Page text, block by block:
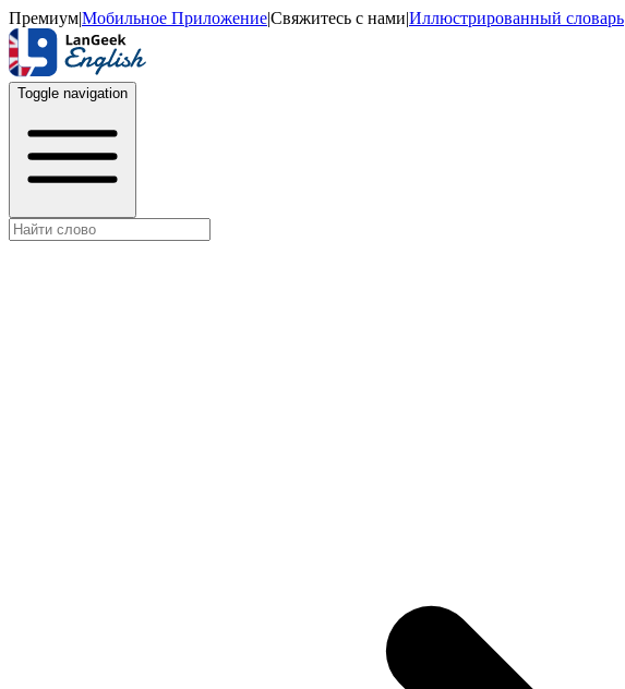
Премиум|Мобильное Приложение|Свяжитесь с нами|Иллюстрированный словарь
Toggle navigation